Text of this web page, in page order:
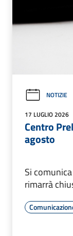
NOTIZIE
17 LUGLIO 2026
Centro
agosto
Si
rimarrà